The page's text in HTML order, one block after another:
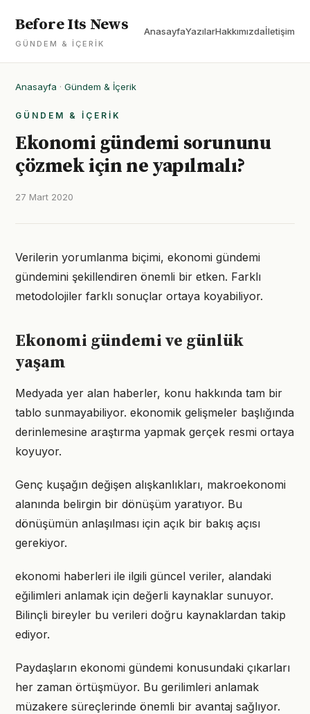
Before Its News
GÜNDEM & İÇERIK
AnasayfaYazılarHakkımızdaİletişim
Anasayfa · Gündem & İçerik
GÜNDEM & İÇERIK
Ekonomi gündemi sorununu
çözmek için ne yapılmalı?
27 Mart 2020
Verilerin yorumlanma biçimi, ekonomi gündemi
gündemini şekillendiren önemli bir etken. Farklı
metodolojiler farklı sonuçlar ortaya koyabiliyor.
Ekonomi gündemi ve günlük
yaşam
Medyada yer alan haberler, konu hakkında tam bir
tablo sunmayabiliyor. ekonomik gelişmeler başlığında
derinlemesine araştırma yapmak gerçek resmi ortaya
koyuyor.
Genç kuşağın değişen alışkanlıkları, makroekonomi
alanında belirgin bir dönüşüm yaratıyor. Bu
dönüşümün anlaşılması için açık bir bakış açısı
gerekiyor.
ekonomi haberleri ile ilgili güncel veriler, alandaki
eğilimleri anlamak için değerli kaynaklar sunuyor.
Bilinçli bireyler bu verileri doğru kaynaklardan takip
ediyor.
Paydaşların ekonomi gündemi konusundaki çıkarları
her zaman örtüşmüyor. Bu gerilimleri anlamak
müzakere süreçlerinde önemli bir avantaj sağlıyor.